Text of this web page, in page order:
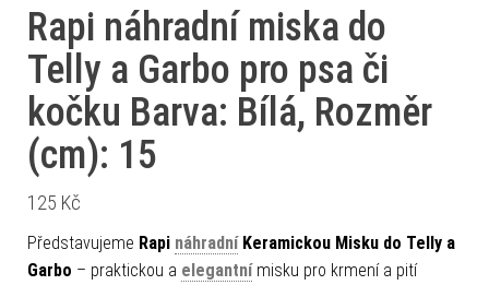
Rapi náhradní miska do
Telly a Garbo pro psa či
kočku Barva: Bílá, Rozměr
(cm): 15
125 Kč
Představujeme Rapi náhradníKeramickou Misku do Telly a
Garbo – praktickou a elegantnímisku pro krmení a pití